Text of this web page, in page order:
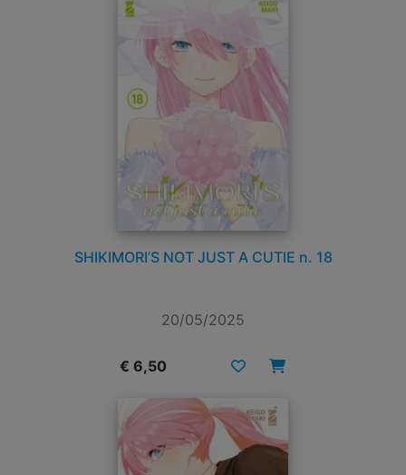
SHIKIMORI’S NOT JUST A CUTIE n. 18
20/05/2025
€ 6,50